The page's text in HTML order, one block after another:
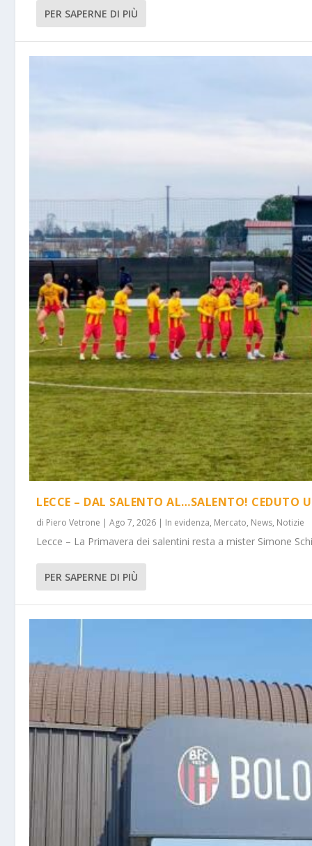
PER SAPERNE DI PIÙ
LECCE – DAL SALENTO AL…SALENTO! CEDUTO
di Piero Vetrone |Ago 7, 2026 | In evidenza, Mercato, News, Notizie
Lecce – La Primavera dei salentini resta a mister Simone
PER SAPERNE DI PIÙ